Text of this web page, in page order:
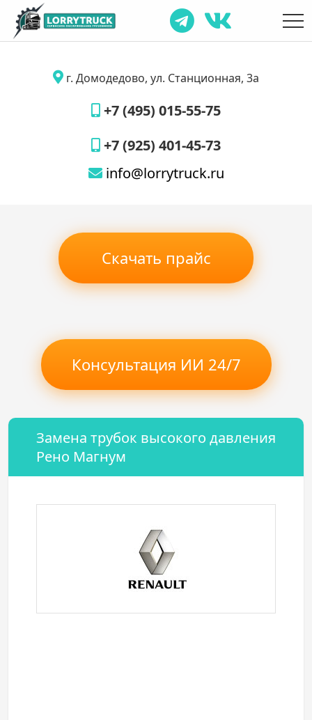
г. Домодедово, ул. Станционная, 3а
+7 (495) 015-55-75
+7 (925) 401-45-73
info@lorrytruck.ru
Скачать прайс
Консультация ИИ 24/7
Замена трубок высокого давления
Рено Магнум